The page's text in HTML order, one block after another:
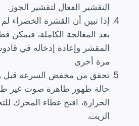
التقشير الفعال لتقشير الجوز.
إذا تبين أن القشرة الخضراء لم
بعد المعالجة الكاملة، فيمكن
المقشر وإعادة إدخاله في
مرة أخرى
تحقق من مخفض السرعة قبل
حالة ظهور ظاهرة صوت غير
الحرارة، افتح غطاء المحرك
الزيت.